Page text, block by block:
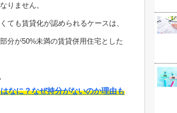
りません。
ても賃貸化が認められるケースは、
分が50%未満の賃貸併用住宅とした
なに？なぜ持分がないのか理由も